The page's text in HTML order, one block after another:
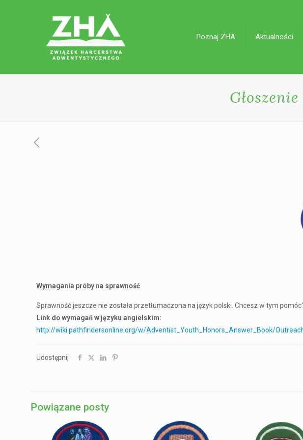
Poznaj ZHA Aktualności
Wymagania próby na sprawność
Sprawność jeszcze nie została przetłumaczona na język polski. Chcesz w tym
Link do wymagań w języku angielskim:
http://wiki.pathfindersonline.org/w/Adventist_Youth_Honors_Answer_Book/
Udostępnij
Powiązane posty